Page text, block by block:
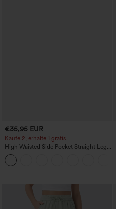
€35,95 EUR
Kaufe 2, erhalte 1 gratis
High Waisted Side Pocket Straight Leg
Work Pants